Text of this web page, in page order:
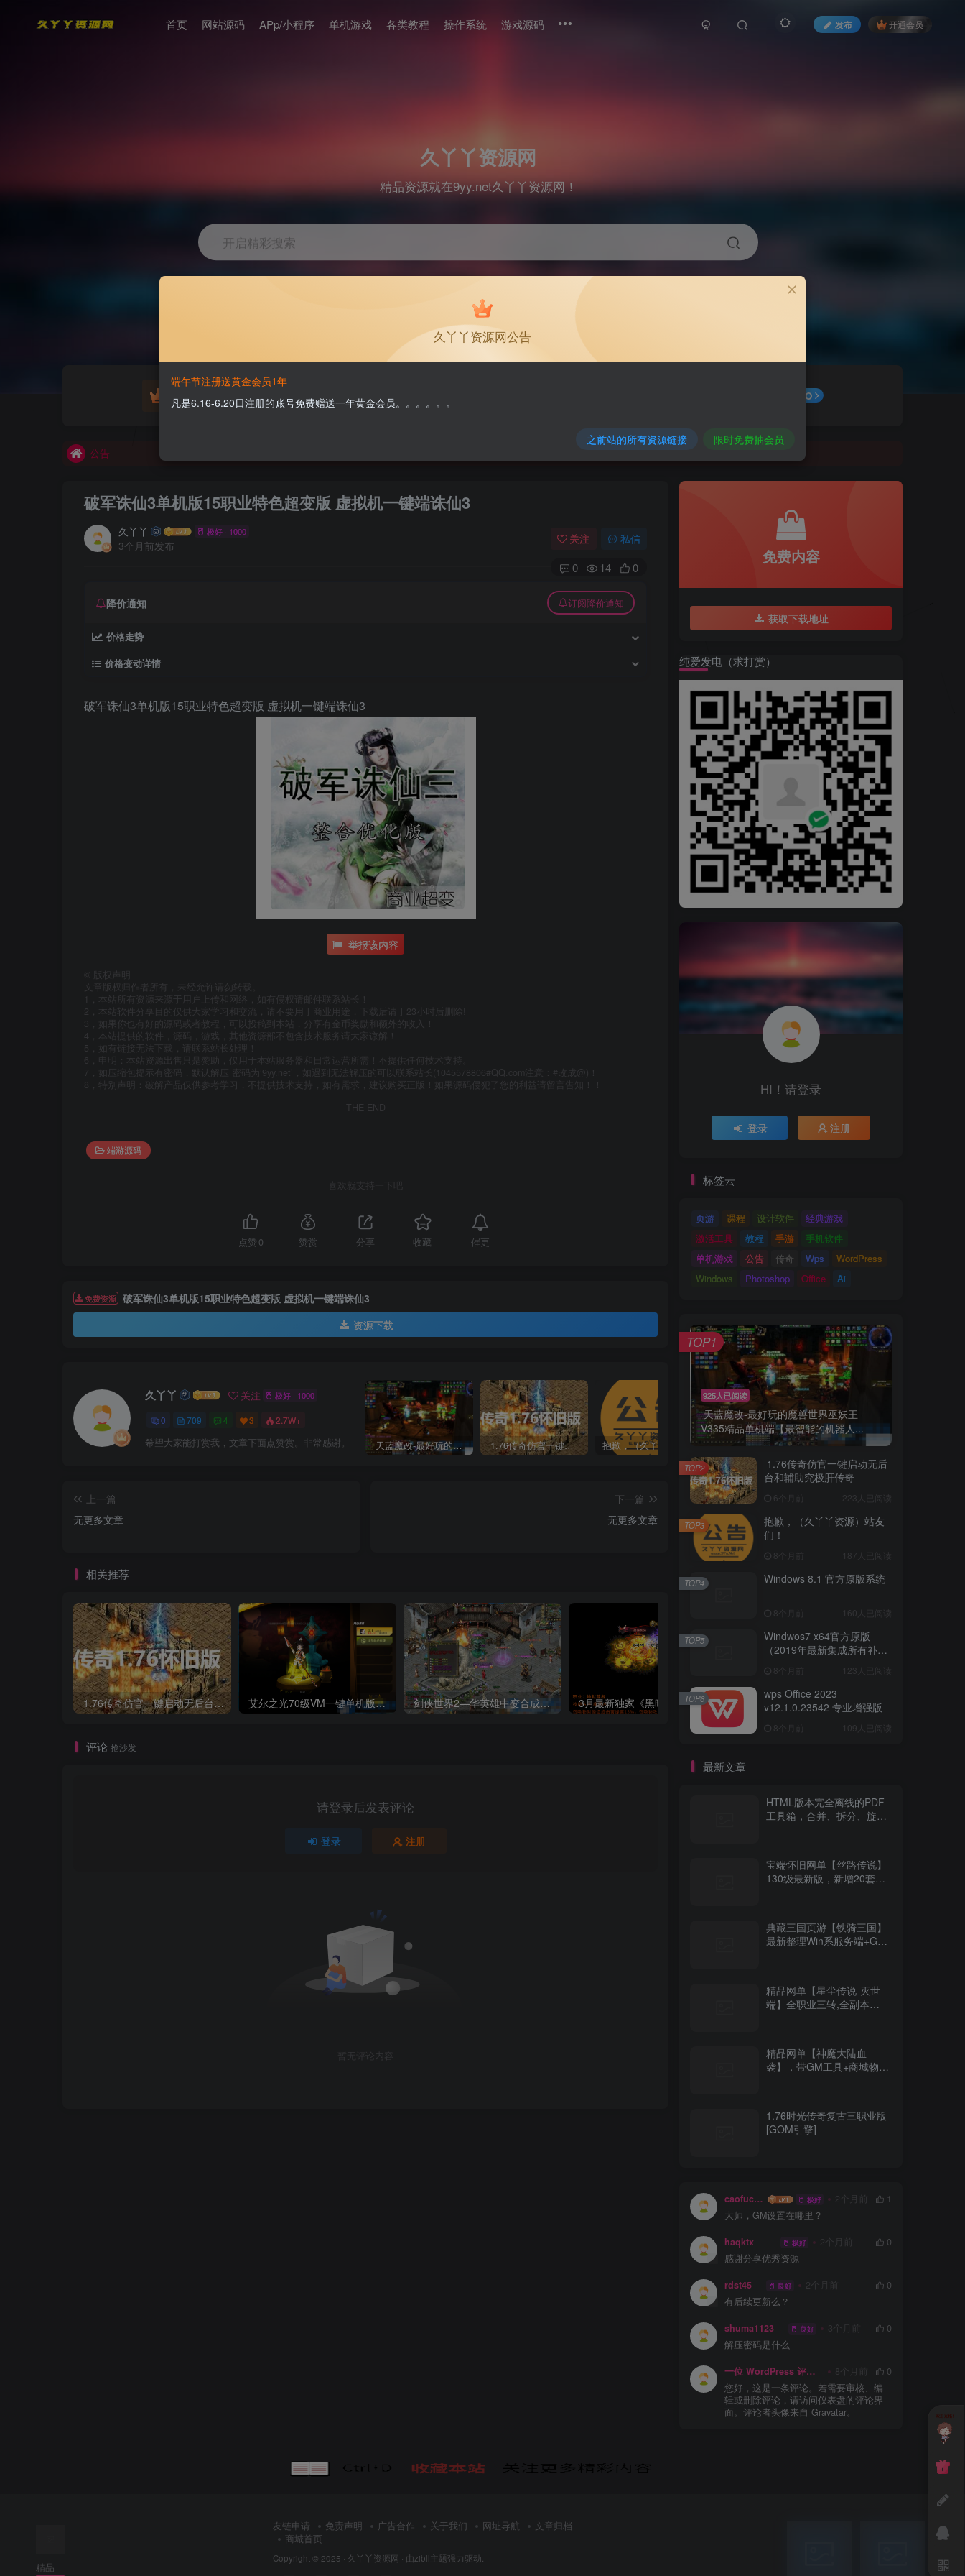
首页 网站源码 APp/小程序 单机游戏 各类教程 操作系统 游戏源码 发布 开通会员
久丫丫资源网
精品资源就在9yy.net久丫丫资源网！
开启精彩搜索
游戏源码 单机游戏 GO
欢迎大家无偿赞助！
公告
破军诛仙3单机版15职业特色超变版 虚拟机一键端诛仙3
久丫丫 极好 · 1000
3个月前发布 关注 私信
0 14 0
降价通知 订阅降价通知
价格走势
价格变动详情
破军诛仙3单机版15职业特色超变版 虚拟机一键端诛仙3
举报该内容
版权声明
文章版权归作者所有，未经允许请勿转载。
1，本站所有资源来源于用户上传和网络，如有侵权请邮件联系站长！
2，本站软件分享目的仅供大家学习和交流，请不要用于商业用途，下载后请于23小时后删除!
3，如果你也有好的源码或者教程，可以投稿到本站，分享有金币奖励和额外的收入！
4，本站提供的软件，源码，游戏，其他资源部不包含技术服务请大家谅解！
5，如有链接无法下载，请联系站长处理！
6，申明：本站资源出售只是赞助，仅用于本站服务器和日常运营所需！不提供任何技术支持。
7，如压缩包提示有密码，默认解压 密码为‘9yy.net’，如遇到无法解压的可以联系站长(1045578806#QQ.com注意：#改成@)！
8，特别声明：破解产品仅供参考学习，不提供技术支持，如有需求，建议购买正版！如果源码侵犯了您的利益请留言告知！！
THE END
端游源码
喜欢就支持一下吧
点赞 0 赞赏 分享 收藏 催更
免费资源 破军诛仙3单机版15职业特色超变版 虚拟机一键端诛仙3
资源下载
久丫丫 关注 极好 · 1000
0 709 4 3 2.7W+
希望大家能打赏我，文章下面点赞赏。非常感谢。 天蓝魔改-最好玩的魔兽世界巫妖王V335精品单机端【最智能的机器人】 1.76传奇仿官一键启动无后台和辅助究极肝传奇 抱歉，（久丫丫资源）站友们！ Windows 8.1 官方原版系统
上一篇
无更多文章
下一篇
无更多文章
相关推荐
1.76传奇仿官一键启动无后台和辅助究极肝传奇 艾尔之光70级VM一键单机版技能效果拉满+各种游戏修改视频教程以完成中文汉化 剑侠世界2—华英雄中变合成版一键端 3月最新独家《黑暗仲裁所》十一职业-暗黑专属假人版本-翎风 【996引擎】2025超火的剧情类传奇，（牛马沉默）单职业10大陆无BUG带GM后台
评论 抢沙发
请登录后发表评论
登录 注册
暂无评论内容
免费内容
获取下载地址
纯爱发电（求打赏）
HI！请登录
登录 注册
标签云
页游 课程 设计软件
经典游戏
激活工具
教程 手游
手机软件
单机游戏
公告 传奇 Wps
WordPress
Windows
Photoshop Office Ai
925人已阅读
天蓝魔改-最好玩的魔兽世界巫妖王
V335精品单机端【最智能的机器人...
TOP1
1.76传奇仿官一键启动无后
台和辅助究极肝传奇
6个月前 223人已阅读
TOP2
抱歉，（久丫丫资源）站友
们！
8个月前 187人已阅读
TOP3
Windows 8.1 官方原版系统
8个月前 160人已阅读
TOP4
Windwos7 x64官方原版
（2019年最新集成所有补丁
8个月前 123人已阅读
TOP5
wps Office 2023
v12.1.0.23542 专业增强版
8个月前 109人已阅读
TOP6
最新文章
HTML版本完全离线的PDF
工具箱，合并、拆分、旋
宝端怀旧网单【丝路传说】
130级最新版，新增20套装
典藏三国页游【铁骑三国】
最新整理Win系服务端+GM
精品网单【星尘传说-灭世
端】全职业三转,全副本
精品网单【神魔大陆血
袭】，带GM工具+商城物品
1.76时光传奇复古三职业版
[GOM引擎]
caofuchun 极好 2个月前
1
大师，GM设置在哪里？
haqktx 极好 2个月前
0
感谢分享优秀资源
rdst45 良好 2个月前
0
有后续更新么？
shuma1123 良好 3个月前
0
解压密码是什么
一位 WordPress 评论者 8个月前
0
您好，这是一条评论。若需要审核、编
辑或删除评论，请访问仪表盘的评论界
面。评论者头像来自 Gravatar。
精品
友链申请 免责声明 广告合作 关于我们 网址导航
文章归档
商城首页
Copyright © 2025 · 久丫丫资源网 · 由zibll主题强力驱动.
久丫丫资源网公告
端午节注册送黄金会员1年
凡是6.16-6.20日注册的账号免费赠送一年黄金会员。。。。。。
之前站的所有资源链接 限时免费抽会员